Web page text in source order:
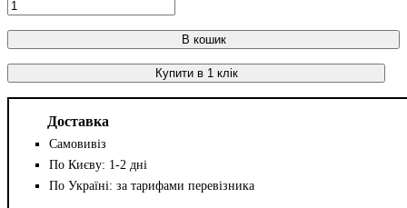
В кошик
Купити в 1 клік
Доставка
Самовивіз
По Києву: 1-2 дні
По Україні: за тарифами перевізника